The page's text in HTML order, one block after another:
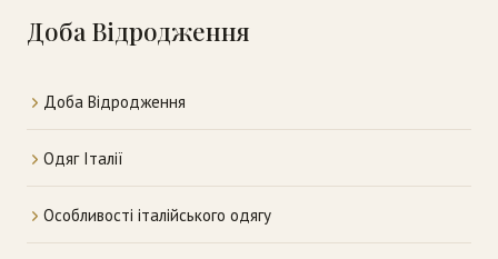
Доба Відродження
Доба Відродження
Одяг Італії
Особливості італійського одягу